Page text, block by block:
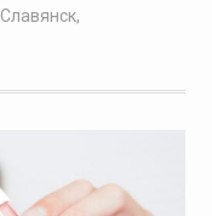
Славянск,